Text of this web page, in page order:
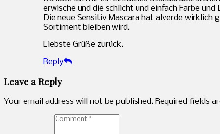
erwische und die schlicht und einfach Farbe
Die neue Sensitiv Mascara hat alverde wirklich
Sortiment bleiben wird.
Liebste Grüße zurück.
Reply
Leave a Reply
Your email address will not be published. Required fields